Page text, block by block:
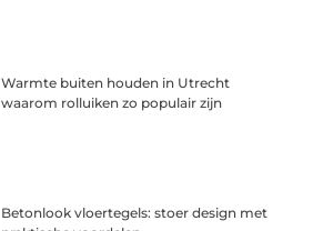
Warmte buiten houden in Utrecht
waarom rolluiken zo populair zijn
Betonlook vloertegels: stoer design met